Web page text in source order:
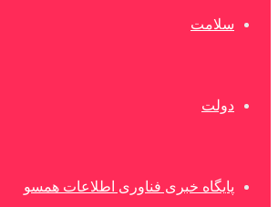
سلامت
دولت
پایگاه خبری فناوری اطلاعات همسو